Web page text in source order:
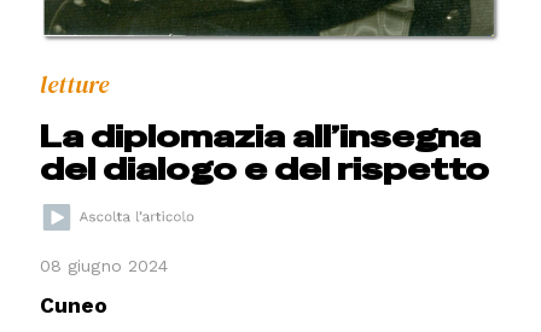
letture
La diplomazia all’insegna
del dialogo e del rispetto
08 giugno 2024
Cuneo